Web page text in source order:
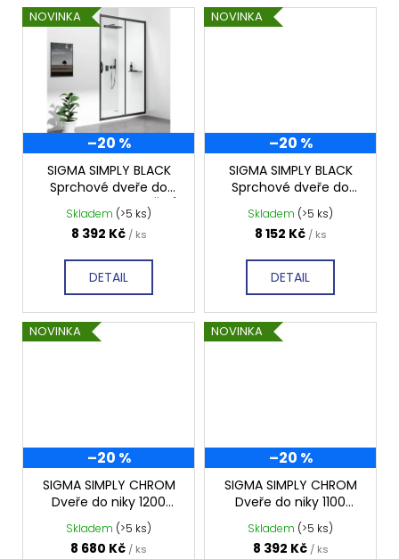
NOVINKA
–20 %
SIGMA SIMPLY BLACK
Sprchové dveře do
niky 1100 mm, sklo ČIRÉ,
GS1111B
Skladem (>5 ks)
8 392 Kč / ks
DETAIL
NOVINKA
–20 %
SIGMA SIMPLY BLACK
Sprchové dveře do
niky 1000mm, sklo
ČIRÉ, GS1110B
Skladem (>5 ks)
8 152 Kč / ks
DETAIL
NOVINKA
–20 %
SIGMA SIMPLY CHROM
Dveře do niky 1200
mm, sklo BRICK,
GS4212
Skladem (>5 ks)
8 680 Kč / ks
NOVINKA
–20 %
SIGMA SIMPLY CHROM
Dveře do niky 1100
mm, sklo BRICK, GS4211
Skladem (>5 ks)
8 392 Kč / ks